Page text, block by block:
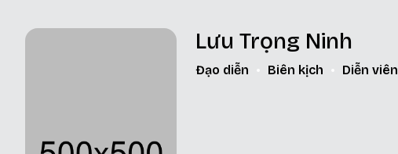
Lưu Trọng Ninh
Đạo diễn Biên kịch Diễn viên